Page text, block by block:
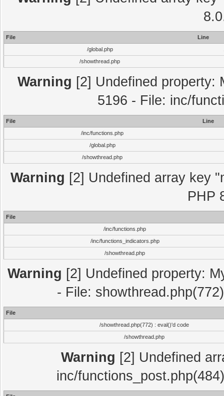
File
Line
/global.php
/showthread.php
Warning [2] Undefined property:
5196 - File: inc/
File
Line
/inc/functions.php
/global.php
/showthread.php
Warning [2] Undefined array key
PHP
File
/inc/functions.php
/inc/functions_indicators.php
/showthread.php
Warning [2] Undefined property:
- File:
File
/showthread.php(772) : eval()'d code
/showthread.php
Warning [2] Undefined
inc/